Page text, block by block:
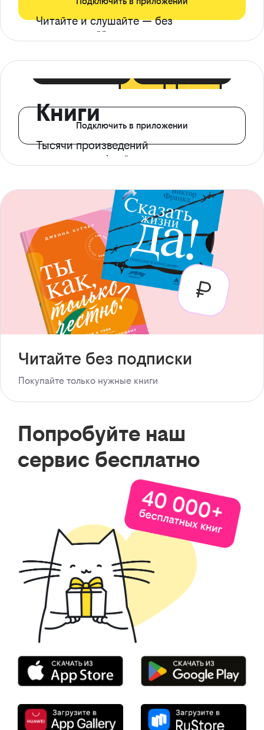
Читайте и слушайте — без
ограничений*
Книги
Тысячи произведений
с доступом офлайн
Подключить в приложении
Читайте без подписки
Покупайте только нужные книги
Попробуйте наш
сервис бесплатно